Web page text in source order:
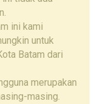
ini kami
untuk
Batam dari
merupakan
masing.